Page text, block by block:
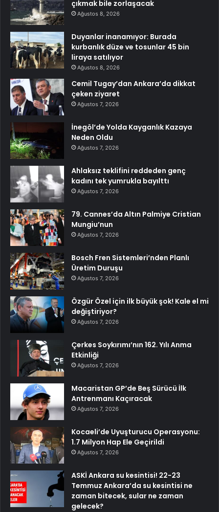
çıkmak bile zorlaşacak
Ağustos 8, 2026
Duyanlar inanamıyor: Burada
kurbanlık düze ve tosunlar 45 bin
liraya satılıyor
Ağustos 8, 2026
Cemil Tugay’dan Ankara’da dikkat
çeken ziyaret
Ağustos 7, 2026
İnegöl’de Yolda Kayganlık Kazaya
Neden Oldu
Ağustos 7, 2026
Ahlaksız teklifini reddeden genç
kadını tek yumrukla bayılttı
Ağustos 7, 2026
79. Cannes’da Altın Palmiye Cristian
Mungiu’nun
Ağustos 7, 2026
Bosch Fren Sistemleri’nden Planlı
Üretim Duruşu
Ağustos 7, 2026
Özgür Özel için ilk büyük şok! Kale el mi
değiştiriyor?
Ağustos 7, 2026
Çerkes Soykırımı’nın 162. Yılı Anma
Etkinliği
Ağustos 7, 2026
Macaristan GP’de Beş Sürücü İlk
Antrenmanı Kaçıracak
Ağustos 7, 2026
Kocaeli’de Uyuşturucu Operasyonu:
1.7 Milyon Hap Ele Geçirildi
Ağustos 7, 2026
ASKİ Ankara su kesintisi! 22-23
Temmuz Ankara’da su kesintisi ne
zaman bitecek, sular ne zaman
gelecek?